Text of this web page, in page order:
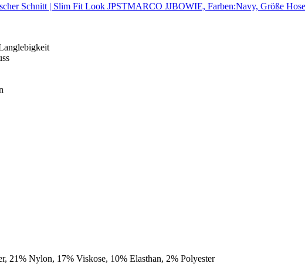
Schnitt | Slim Fit Look JPSTMARCO JJBOWIE, Farben:Navy, Größe
21% Nylon, 17% Viskose, 10% Elasthan, 2% Polyester